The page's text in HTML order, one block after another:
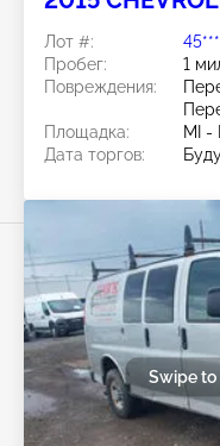
Лот #:
Пробег:
1
Повреждения:
Площадка:
MI -
Дата торгов:
Swipe to